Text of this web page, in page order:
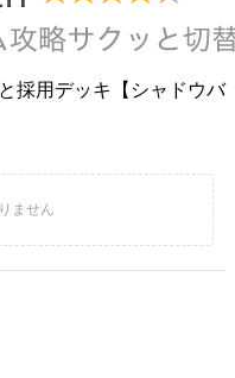
採用デッキ【シャドウバ